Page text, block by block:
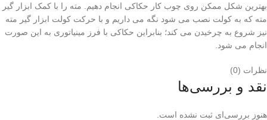
بهترین شکل ممکن روی چوب کار حکاکی انجام دهیم. مته را با کمک ابزار گیر
مته که به کولت نصب می شود نگه می داریم و با حرکت کولت ابزار گیر مته
نیز شروع به چرخیدن می کند؛ بنابراین حکاکی با فرز مینیاتوری به این صورت
انجام می شود.
نظرات (0)
نقد و بررسی‌ها
هنوز بررسی‌ای ثبت نشده است.